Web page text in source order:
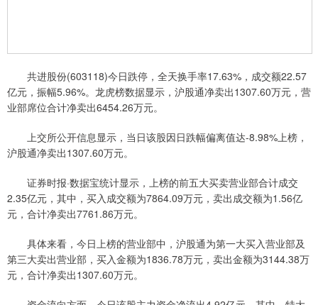
共进股份(603118)今日跌停，全天换手率17.63%，成交额22.57
亿元，振幅5.96%。龙虎榜数据显示，沪股通净卖出1307.60万元，营
业部席位合计净卖出6454.26万元。
上交所公开信息显示，当日该股因日跌幅偏离值达-8.98%上榜，
沪股通净卖出1307.60万元。
证券时报·数据宝统计显示，上榜的前五大买卖营业部合计成交
2.35亿元，其中，买入成交额为7864.09万元，卖出成交额为1.56亿
元，合计净卖出7761.86万元。
具体来看，今日上榜的营业部中，沪股通为第一大买入营业部及
第三大卖出营业部，买入金额为1836.78万元，卖出金额为3144.38万
元，合计净卖出1307.60万元。